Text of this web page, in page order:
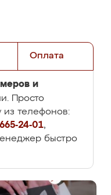
Оплата
и
Просто
из телефонов:
24-01,
быстро